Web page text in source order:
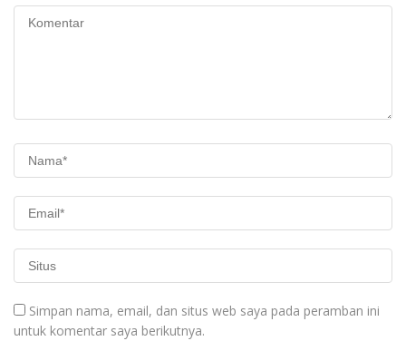
Simpan nama, email, dan situs web saya pada peramban ini
untuk komentar saya berikutnya.